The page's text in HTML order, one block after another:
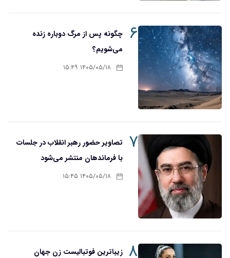
۶
چگونه پس از مرگ دوباره زنده
می‌شویم؟
۱۴۰۵/۰۵/۱۸ ۱۵:۴۹
۷
تصاویر حضور رهبر انقلاب در جلسات
با فرماندهان منتشر می‌شود
۱۴۰۵/۰۵/۱۸ ۱۵:۴۵
۸ زیباترین فوتبالیست زن جهان